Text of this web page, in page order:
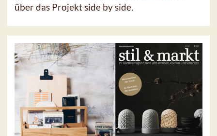
über das Projekt side by side.